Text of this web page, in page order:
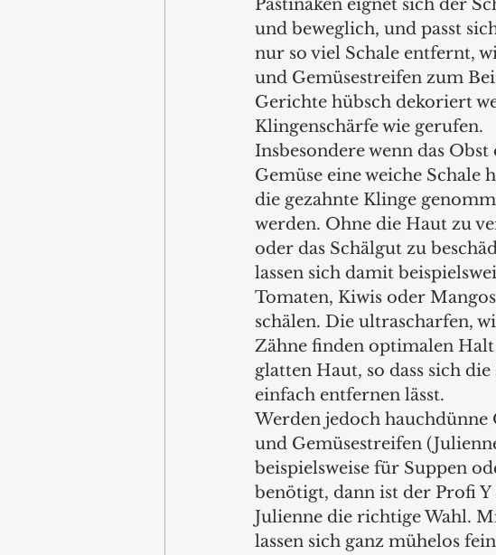
Pastinaken eignet sich der
und beweglich, und passt
nur so viel Schale entfernt,
und Gemüsestreifen zum
Gerichte hübsch dekoriert
Klingenschärfe wie gerufen.
Insbesondere wenn das Obst
Gemüse eine weiche Schale
die gezahnte Klinge
werden. Ohne die Haut zu
oder das Schälgut zu
lassen sich damit
Tomaten, Kiwis oder
schälen. Die ultrascharfen,
Zähne finden optimalen
glatten Haut, so dass sich die
einfach entfernen lässt.
Werden jedoch hauchdünne
und Gemüsestreifen
beispielsweise für Suppen
benötigt, dann ist der Profi Y
Julienne die richtige Wahl.
lassen sich ganz mühelos